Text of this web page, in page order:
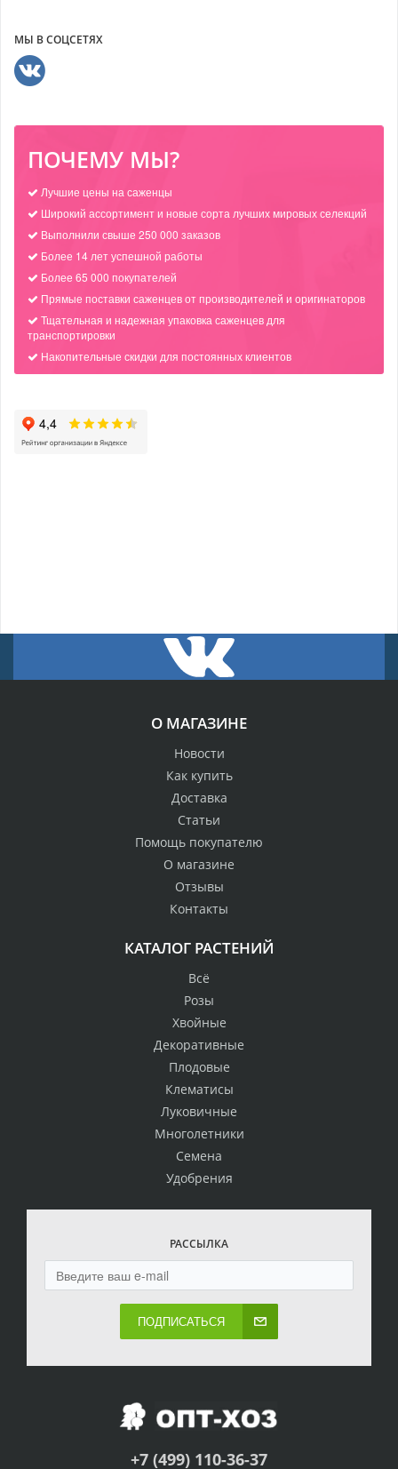
МЫ В СОЦСЕТЯХ
ПОЧЕМУ МЫ?
Лучшие цены на саженцы
Широкий ассортимент и новые сорта лучших мировых селекций
Выполнили свыше 250 000 заказов
Более 14 лет успешной работы
Более 65 000 покупателей
Прямые поставки саженцев от производителей и оригинаторов
Тщательная и надежная упаковка саженцев для
транспортировки
Накопительные скидки для постоянных клиентов
О МАГАЗИНЕ
Новости
Как купить
Доставка
Статьи
Помощь покупателю
О магазине
Отзывы
Контакты
КАТАЛОГ РАСТЕНИЙ
Всё
Розы
Хвойные
Декоративные
Плодовые
Клематисы
Луковичные
Многолетники
Семена
Удобрения
РАССЫЛКА
ПОДПИСАТЬСЯ
+7 (499) 110-36-37